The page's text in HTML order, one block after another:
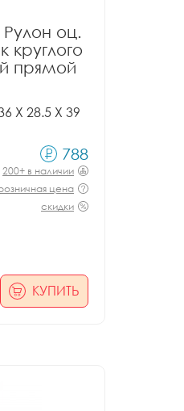
оц.
круглого
прямой
X 28.5 X 39
788
200+ в наличии
цена
скидки
КУПИТЬ